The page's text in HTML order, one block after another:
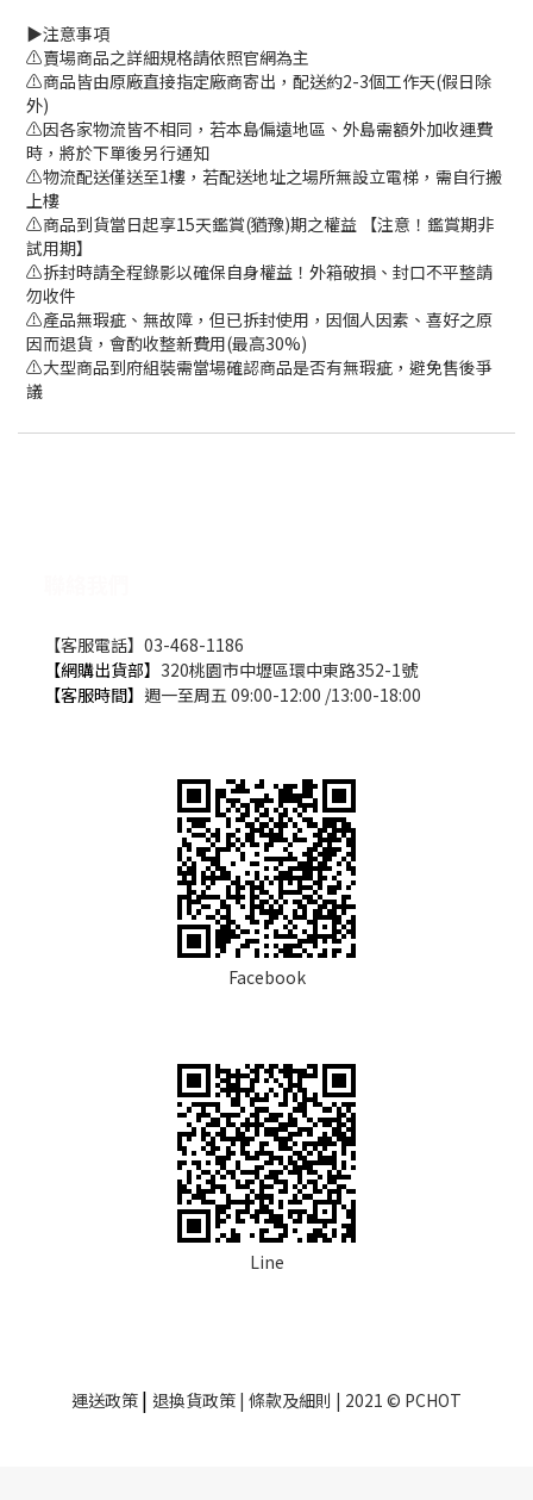
▶️注意事項
⚠️賣場商品之詳細規格請依照官網為主
⚠️商品皆由原廠直接指定廠商寄出，配送約2-3個工作天(假日除
外)
⚠️因各家物流皆不相同，若本島偏遠地區、外島需額外加收運費
時，將於下單後另行通知
⚠️物流配送僅送至1樓，若配送地址之場所無設立電梯，需自行搬
上樓
⚠️商品到貨當日起享15天鑑賞(猶豫)期之權益 【注意！鑑賞期非
試用期】
⚠️拆封時請全程錄影以確保自身權益！外箱破損、封口不平整請
勿收件
⚠️產品無瑕疵、無故障，但已拆封使用，因個人因素、喜好之原
因而退貨，會酌收整新費用(最高30%)
⚠️大型商品到府組裝需當場確認商品是否有無瑕疵，避免售後爭
議
【客服電話】03-468-1186
【網購出貨部】 320桃園市中壢區環中東路352-1號
【客服時間】 週一至周五 09:00-12:00 /13:00-18:00
Facebook
Line
運送政策 | 退換貨政策 | 條款及細則 | 2021 © PCHOT